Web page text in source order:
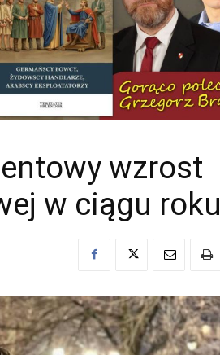
wzrost
w ciągu roku